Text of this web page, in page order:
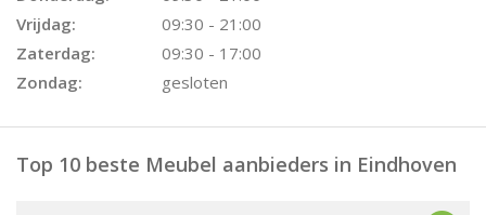
Vrijdag:
09:30 - 21:00
Zaterdag:
09:30 - 17:00
Zondag:
gesloten
Top 10 beste Meubel aanbieders in Eindhoven